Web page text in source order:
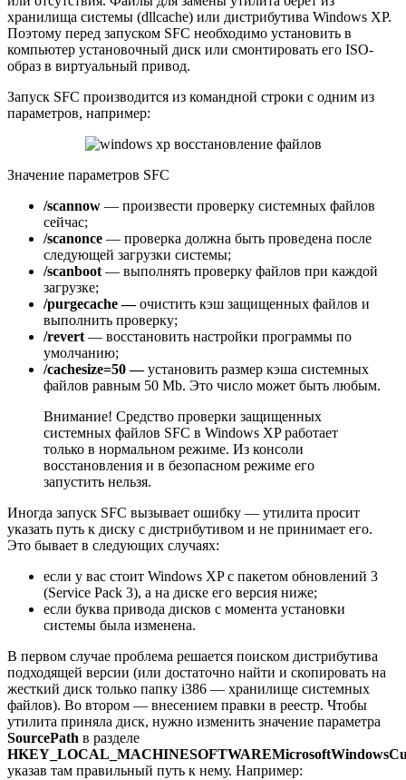
хранилища системы (dllcache) или дистрибутива Windows XP.
Поэтому перед запуском SFC необходимо установить в
компьютер установочный диск или смонтировать его ISO-
образ в виртуальный привод.
Запуск SFC производится из командной строки с одним из
параметров, например:
Значение параметров SFC
/scannow — произвести проверку системных файлов
сейчас;
/scanonce — проверка должна быть проведена после
следующей загрузки системы;
/scanboot — выполнять проверку файлов при каждой
загрузке;
/purgecache —очистить кэш защищенных файлов и
выполнить проверку;
/revert — восстановить настройки программы по
умолчанию;
/cachesize=50 —установить размер кэша системных
файлов равным 50 Mb. Это число может быть любым.
Внимание! Средство проверки защищенных
системных файлов SFC в Windows XP работает
только в нормальном режиме. Из консоли
восстановления и в безопасном режиме его
запустить нельзя.
Иногда запуск SFC вызывает ошибку — утилита просит
указать путь к диску с дистрибутивом и не принимает его.
Это бывает в следующих случаях:
если у вас стоит Windows XP с пакетом обновлений 3
(Service Pack 3), а на диске его версия ниже;
если буква привода дисков с момента установки
системы была изменена.
В первом случае проблема решается поиском дистрибутива
подходящей версии (или достаточно найти и скопировать на
жесткий диск только папку i386 — хранилище системных
файлов). Во втором — внесением правки в реестр. Чтобы
утилита приняла диск, нужно изменить значение параметра
SourcePath в разделе
указав там правильный путь к нему. Например: